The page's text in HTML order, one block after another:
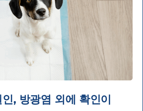
, 방광염 외에 확인이